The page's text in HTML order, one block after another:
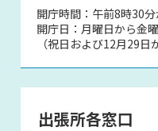
開庁時間：午前8時30
開庁日：月曜日から金
（祝日および12月29日
出張所各窓口